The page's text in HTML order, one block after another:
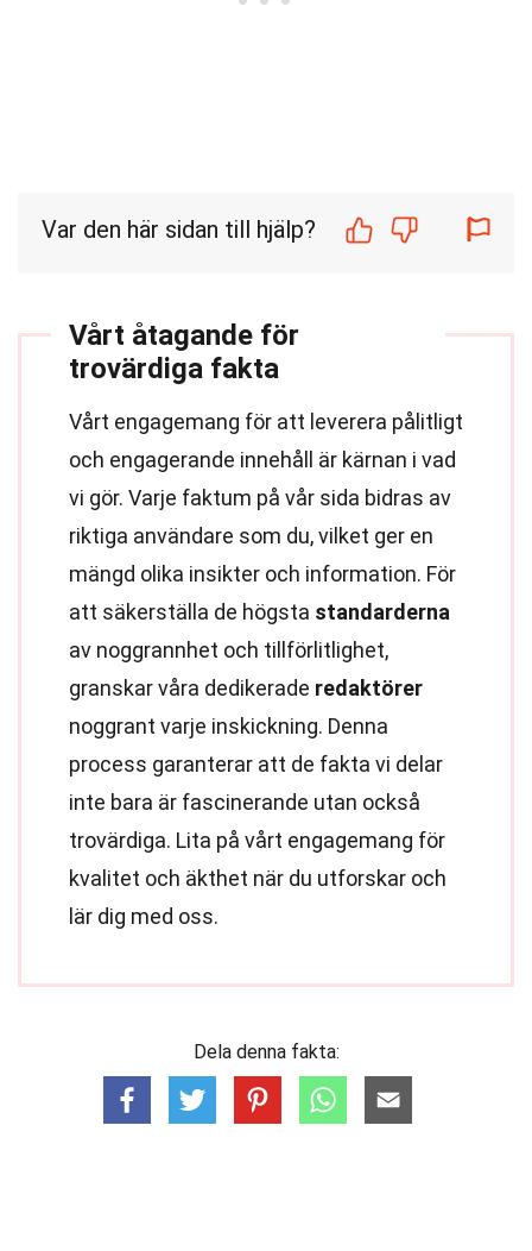
Var den här sidan till hjälp?
Vårt åtagande för
trovärdiga fakta
Vårt engagemang för att leverera pålitligt
och engagerande innehåll är kärnan i vad
vi gör. Varje faktum på vår sida bidras av
riktiga användare som du, vilket ger en
mängd olika insikter och information. För
att säkerställa de högsta standarderna
av noggrannhet och tillförlitlighet,
granskar våra dedikerade redaktörer
noggrant varje inskickning. Denna
process garanterar att de fakta vi delar
inte bara är fascinerande utan också
trovärdiga. Lita på vårt engagemang för
kvalitet och äkthet när du utforskar och
lär dig med oss.
Dela denna fakta: